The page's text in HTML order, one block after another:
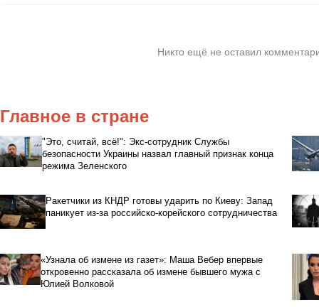
Никто ещё не оставил
Главное в стране
"Это, считай, всё!": Экс-сотрудник Службы
безопасности Украины назвал главный признак конца
режима Зеленского
Ракетчики из КНДР готовы ударить по Киеву: Запад
паникует из-за российско-корейского сотрудничества
«Узнала об измене из газет»: Маша Вебер впервые
откровенно рассказала об измене бывшего мужа с
Юлией Волковой